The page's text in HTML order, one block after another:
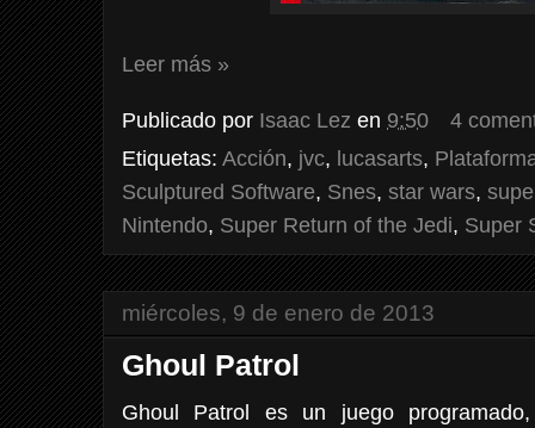
Leer más »
Publicado por Isaac Lez en 9:50
4
Etiquetas: Acción, jvc, lucasarts,
Sculptured Software, Snes, star wars,
Nintendo, Super Return of the Jedi, Super
miércoles, 9 de enero de 2013
Ghoul Patrol
Ghoul Patrol es un juego